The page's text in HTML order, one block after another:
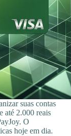
suas contas
até 2.000 reais
O
hoje em dia.